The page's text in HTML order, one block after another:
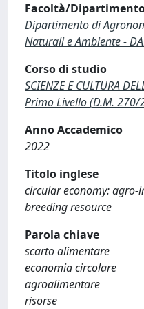
Facoltà/
Dipartimento di
Naturali e Ambiente -
Corso di studio
SCIENZE E CULTURA
Primo Livello (D.M. 270/
Anno Accademico
2022
Titolo inglese
circular economy:
breeding resource
Parola chiave
scarto alimentare
economia circolare
agroalimentare
risorse